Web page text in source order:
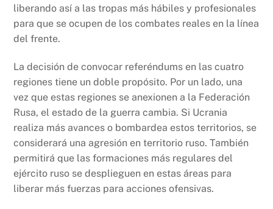
liberando así a las tropas más hábiles y profesionales
para que se ocupen de los combates reales en la línea
del frente.
La decisión de convocar referéndums en las cuatro
regiones tiene un doble propósito. Por un lado, una
vez que estas regiones se anexionen a la Federación
Rusa, el estado de la guerra cambia. Si Ucrania
realiza más avances o bombardea estos territorios, se
considerará una agresión en territorio ruso. También
permitirá que las formaciones más regulares del
ejército ruso se desplieguen en estas áreas para
liberar más fuerzas para acciones ofensivas.